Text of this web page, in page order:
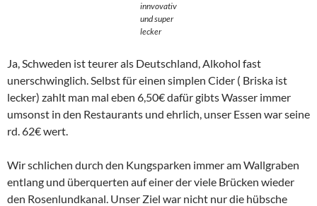
innvovativ
und super
lecker
Ja, Schweden ist teurer als Deutschland, Alkohol fast
unerschwinglich. Selbst für einen simplen Cider ( Briska ist
lecker) zahlt man mal eben 6,50€ dafür gibts Wasser immer
umsonst in den Restaurants und ehrlich, unser Essen war seine
rd. 62€ wert.
Wir schlichen durch den Kungsparken immer am Wallgraben
entlang und überquerten auf einer der viele Brücken wieder
den Rosenlundkanal. Unser Ziel war nicht nur die hübsche